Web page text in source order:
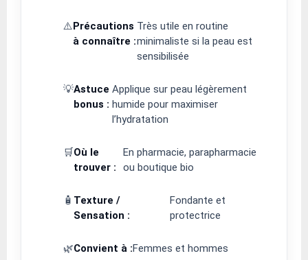
⚠️Précautions
à connaître :
Très utile en routine
minimaliste si la peau est
sensibilisée
💡Astuce
bonus :
Applique sur peau légèrement
humide pour maximiser
l’hydratation
🛒Où le
trouver :
En pharmacie, parapharmacie
ou boutique bio
🧴 Texture /
Sensation :
Fondante et
protectrice
🌿Convient à :Femmes et hommes